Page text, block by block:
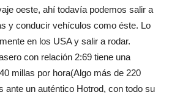
oeste, ahí todavía podemos salir a
y conducir vehículos como éste. Lo
en los USA y salir a rodar.
con relación 2:69 tiene una
millas por hora(Algo más de 220
ante un auténtico Hotrod, con todo su